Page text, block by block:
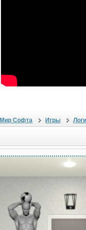
Мир Софта Игры